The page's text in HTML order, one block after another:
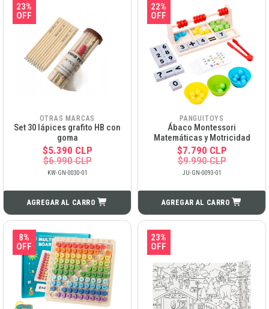
23%
OFF
OTRAS MARCAS
Set 30 lápices grafito HB con
goma
$5.390 CLP
$6.990 CLP
KW-GN-0030-01
AGREGAR AL CARRO
22%
OFF
PANGUITOYS
Ábaco Montessori
Matemáticas y Motricidad
$7.790 CLP
$9.990 CLP
JU-GN-0093-01
AGREGAR AL CARRO
8%
OFF
23%
OFF